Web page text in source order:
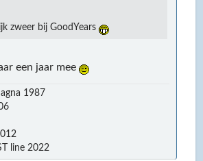
zweer bij GoodYears
een jaar mee
1987
line 2022